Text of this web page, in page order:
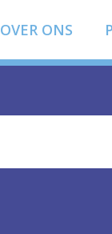
OVER ONS